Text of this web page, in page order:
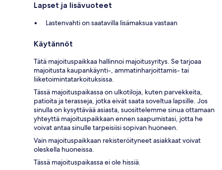
Lapset ja lisävuoteet
Lastenvahti on saatavilla lisämaksua vastaan
Käytännöt
Tätä majoituspaikkaa hallinnoi majoitusyritys. Se tarjoaa
majoitusta kaupankäynti-, ammatinharjoittamis- tai
liiketoimintatarkoituksissa.
Tässä majoituspaikassa on ulkotiloja, kuten parvekkeita,
patioita ja terasseja, jotka eivät saata soveltua lapsille. Jos
sinulla on kysyttävää asiasta, suosittelemme sinua ottamaan
yhteyttä majoituspaikkaan ennen saapumistasi, jotta he
voivat antaa sinulle tarpeisiisi sopivan huoneen.
Vain majoituspaikkaan rekisteröityneet asiakkaat voivat
oleskella huoneissa.
Tässä majoituspaikassa ei ole hissiä.